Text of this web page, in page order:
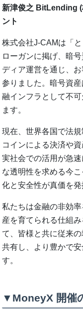
新津俊之 BitLending
ント
株式会社J-CAMは「
ローガンに掲げ、暗
ディア運営を通じ、
参りました。暗号資
融インフラとして不
ます。
現在、世界各国で法
コインによる決済や
実社会での活用が急
な透明性を求める今
化と安全性が真価を
私たちは金融の非効
産を育てられる仕組
て、皆様と共に従来
共有し、より豊かで
す。
▼MoneyX 開催